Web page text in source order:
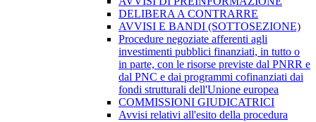
DELIBERA A CONTRARRE
AVVISI E BANDI (SOTTOSEZIONE)
Procedure negoziate afferenti agli
investimenti pubblici finanziati, in tutto o
in parte, con le risorse previste dal PNRR e
dal PNC e dai programmi cofinanziati dai
fondi strutturali dell'Unione europea
COMMISSIONI GIUDICATRICI
Avvisi relativi all'esito della procedura